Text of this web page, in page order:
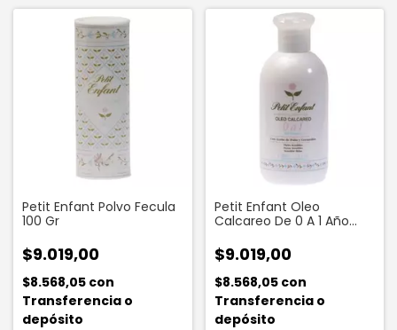
Petit Enfant Polvo Fecula
100 Gr
$9.019,00
$8.568,05 con
Transferencia o
depósito
Petit Enfant Oleo
Calcareo De 0 A 1 Año
$9.019,00
$8.568,05 con
Transferencia o
depósito